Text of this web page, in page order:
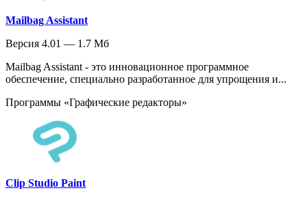
Mailbag Assistant
Версия 4.01 — 1.7 Мб
Mailbag Assistant - это инновационное программное
обеспечение, специально разработанное для упрощения и...
Программы «Графические редакторы»
Clip Studio Paint